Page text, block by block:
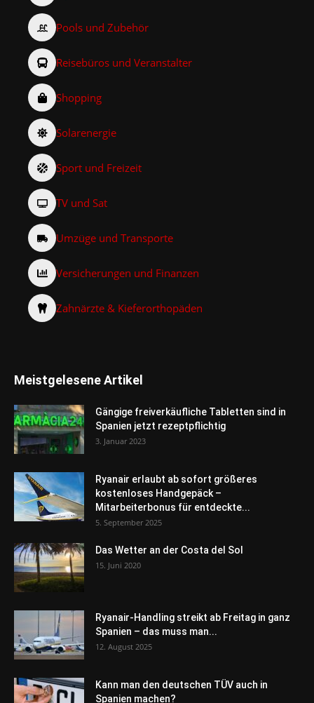
Pools und Zubehör
Reisebüros und Veranstalter
Shopping
Solarenergie
Sport und Freizeit
TV und Sat
Umzüge und Transporte
Versicherungen und Finanzen
Zahnärzte & Kieferorthopäden
Meistgelesene Artikel
Gängige freiverkäufliche Tabletten sind in
Spanien jetzt rezeptpflichtig
3. Januar 2023
Ryanair erlaubt ab sofort größeres
kostenloses Handgepäck –
Mitarbeiterbonus für entdeckte...
5. September 2025
Das Wetter an der Costa del Sol
15. Juni 2020
Ryanair-Handling streikt ab Freitag in ganz
Spanien – das muss man...
12. August 2025
Kann man den deutschen TÜV auch in
Spanien machen?